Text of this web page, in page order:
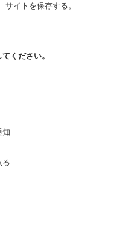
イトを保存する。
ください。
知
る